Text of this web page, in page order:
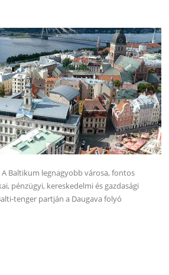
Baltikum legnagyobb városa, fontos
pénzügyi, kereskedelmi és gazdasági
tenger partján a Daugava folyó